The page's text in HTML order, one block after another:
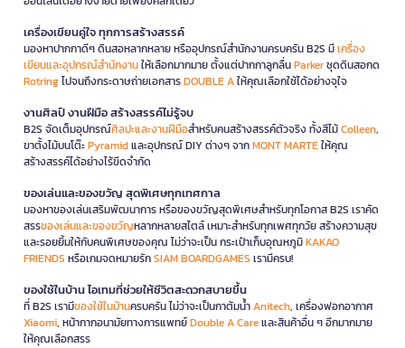
เครื่องเขียนคู่ใจ ทุกการสร้างสรรค์
มองหาปากกาดีๆ ดินสอหลากหลาย หรืออุปกรณ์สำนักงานครบครัน B2S มีเครื่อง
เขียนและอุปกรณ์สำนักงานให้เลือกมากมาย ตั้งแต่ปากกาลูกลื่นParkerชุดดินสอกด
Rotringไปจนถึงกระดาษถ่ายเอกสารDOUBLE Aให้คุณเลือกใช้ได้อย่างจุใจ
งานศิลป์ งานฝีมือ สร้างสรรค์ไม่รู้จบ
B2S จัดเต็มอุปกรณ์ศิลปะและงานฝีมือสำหรับคนสร้างสรรค์ตัวจริง ทั้งสีไม้Colleen,
ขาตั้งไม้บนโต๊ะPyramidและอุปกรณ์ DIY ต่างๆ จากMONT MARTEให้คุณ
สร้างสรรค์ได้อย่างไร้ขีดจำกัด
ของเล่นและของขวัญ สุดพิเศษทุกเทศกาล
มองหาของเล่นเสริมพัฒนาการ หรือของขวัญสุดพิเศษสำหรับทุกโอกาส B2S เราคัด
สรรของเล่นและของขวัญหลากหลายสไตล์ เหมาะสำหรับทุกเพศทุกวัย สร้างความสุข
และรอยยิ้มให้กับคนพิเศษของคุณ ไม่ว่าจะเป็น กระเป๋าเก็บอุณหภูมิKAKAO
FRIENDS หรือเกมจดหมายรักSIAM BOARDGAMES เรามีครบ!
ของใช้ในบ้าน ไอเทมที่ช่วยให้ชีวิตสะดวกสบายขึ้น
ที่ B2S เรามีของใช้ในบ้านครบครัน ไม่ว่าจะเป็นกาต้มน้ำAnitech, เครื่องฟอกอากาศ
Xiaomi, หน้ากากอนามัยทางการแพทย์Double A Careและสินค้าอื่น ๆ อีกมากมาย
ให้คุณเลือกสรร